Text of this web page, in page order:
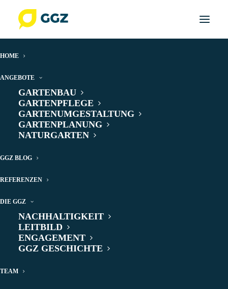
HOME
ANGEBOTE
GARTENBAU
GARTENPFLEGE
GARTENUMGESTALTUNG
GARTENPLANUNG
NATURGARTEN
GGZ BLOG
REFERENZEN
DIE GGZ
NACHHALTIGKEIT
LEITBILD
ENGAGEMENT
GGZ GESCHICHTE
TEAM